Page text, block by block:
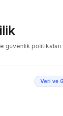
güvenlik politikaları
Veri ve